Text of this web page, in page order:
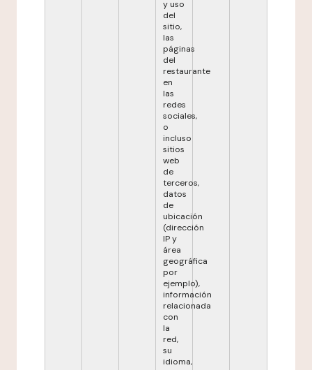
y uso
del
sitio,
las
páginas
del
restaurante
en
las
redes
sociales,
o
incluso
sitios
web
de
terceros,
datos
de
ubicación
(dirección
IP y
área
geográfica
por
ejemplo),
información
relacionada
con
la
red,
su
idioma,